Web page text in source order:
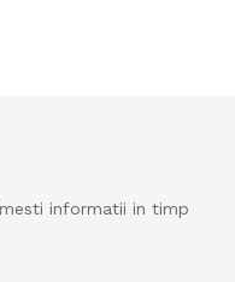
informatii in timp